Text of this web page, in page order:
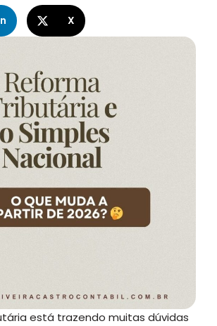
X
está trazendo muitas dúvidas